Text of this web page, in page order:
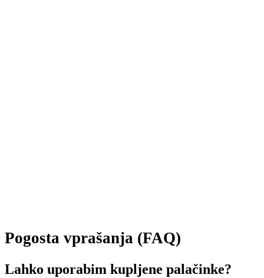
Pogosta vprašanja (FAQ)
Lahko uporabim kupljene palačinke?